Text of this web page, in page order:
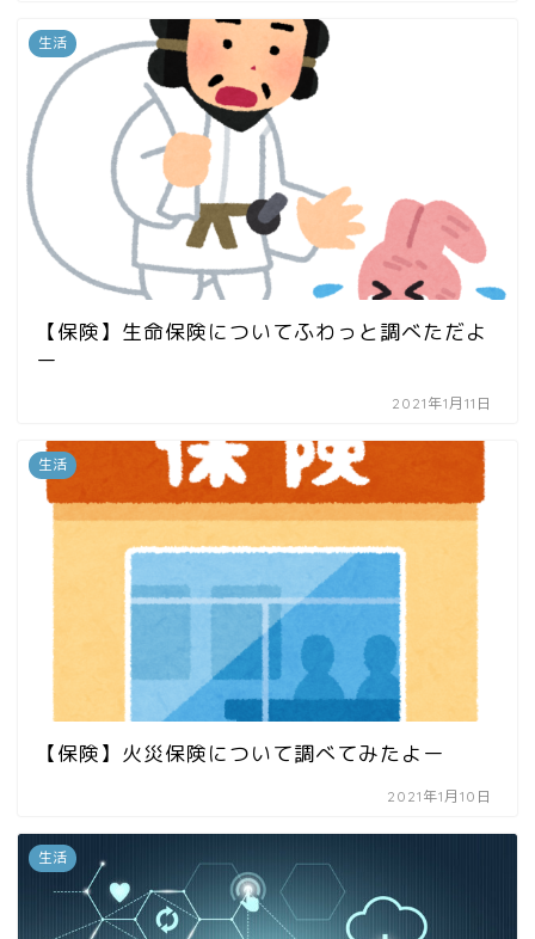
生活
【保険】生命保険についてふわっと調べただよ
ー
2021年1月11日
生活
【保険】火災保険について調べてみたよー
2021年1月10日
生活